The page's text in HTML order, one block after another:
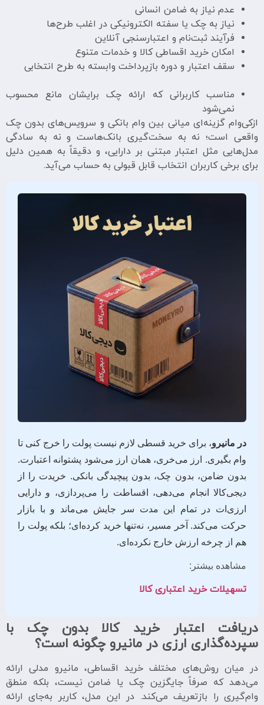
عدم نیاز به ضامن انسانی
نیاز به چک یا سفته الکترونیکی در اغلب طرح‌ها
فرآیند ثبت‌نام و اعتبارسنجی آنلاین
امکان خرید اقساطی کالا و خدمات متنوع
سقف اعتبار و دوره بازپرداخت وابسته به طرح انتخابی
مناسب کاربرانی که ارائه چک برایشان مانع محسوب
نمی‌شود
ازکی‌وام گزینه‌ای میانی بین وام بانکی و سرویس‌های بدون چک
واقعی است؛ نه به سخت‌گیری بانک‌هاست و نه به سادگی
مدل‌هایی مثل اعتبار مبتنی بر دارایی، و دقیقاً به همین دلیل
برای برخی کاربران انتخاب قابل قبولی به حساب می‌آید.
در مانیرو، برای خرید قسطی لازم نیست پولت را خرج کنی تا
وام بگیری. ارز می‌خری، همان ارز می‌شود پشتوانه اعتبارت.
بدون ضامن، بدون چک، بدون پیچیدگی بانکی. خریدت را از
دیجی‌کالا انجام می‌دهی، اقساطت را می‌پردازی، و دارایی
ارزی‌ات در تمام این مدت سر جایش می‌ماند و با بازار
حرکت می‌کند. آخر مسیر، نه‌تنها خرید کرده‌ای؛ بلکه پولت را
هم از چرخه ارزش خارج نکرده‌ای.
مشاهده بیشتر:
تسهیلات خرید اعتباری کالا
دریافت اعتبار خرید کالا بدون چک با
سپرده‌گذاری ارزی در مانیرو چگونه است؟
در میان روش‌های مختلف خرید اقساطی، مانیرو مدلی ارائه
می‌دهد که صرفاً جایگزین چک یا ضامن نیست، بلکه منطق
وام‌گیری را بازتعریف می‌کند. در این مدل، کاربر به‌جای ارائه